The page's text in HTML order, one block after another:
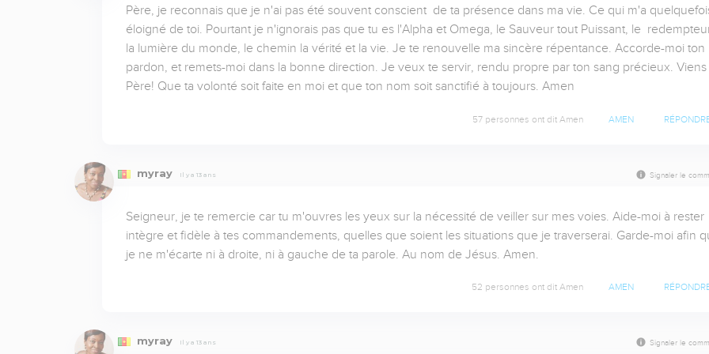
Père, je reconnais que je n'ai pas été souvent conscient  de ta présence dans ma vie. Ce qui m'a
éloigné de toi. Pourtant je n'ignorais pas que tu es l'Alpha et Omega, le Sauveur tout Puissant, le
la lumière du monde, le chemin la vérité et la vie. Je te renouvelle ma sincère répentance. Accorde-moi ton
pardon, et remets-moi dans la bonne direction. Je veux te servir, rendu propre par ton sang précieux. Viens
Père! Que ta volonté soit faite en moi et que ton nom soit sanctifié à toujours. Amen
57 personnes ont dit Amen AMEN
myray Il y a 13 ans Signaler le
Seigneur, je te remercie car tu m'ouvres les yeux sur la nécessité de veiller sur mes voies. Aide-moi à rester
intègre et fidèle à tes commandements, quelles que soient les situations que je traverserai. Garde-moi afin
je ne m'écarte ni à droite, ni à gauche de ta parole. Au nom de Jésus. Amen.
52 personnes ont dit Amen AMEN
myray Il y a 13 ans Signaler le